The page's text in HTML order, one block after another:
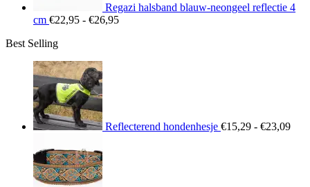
Regazi halsband blauw-neongeel reflectie 4
cm €22,95 - €26,95Prijsklasse:
Best Selling
Reflecterend hondenhesje €15,29 - €23,09